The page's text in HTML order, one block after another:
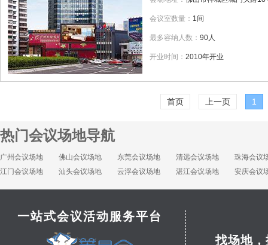
会议室数量： 1间
最多容纳人数： 90人
开业时间： 2010年开业
首页 上一页 1
热门会议场地导航
广州会议场地 佛山会议场地 东莞会议场地 清远会议场地
珠海会议
江门会议场地
汕头会议场地 云浮会议场地 湛江会议场地 安庆会议
一站式会议活动服务平台
找场地